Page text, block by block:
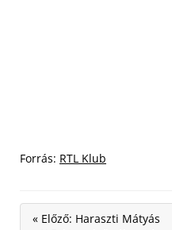
Forrás: RTL Klub
« Előző: Haraszti Mátyás